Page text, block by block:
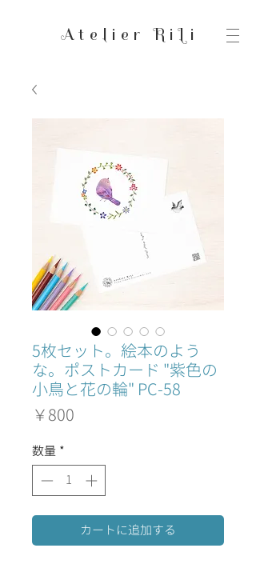
Atelier RiLi
5枚セット。絵本のよう
な。ポストカード "紫色の
小鳥と花の輪" PC-58
￥800
数量 *
カートに追加する